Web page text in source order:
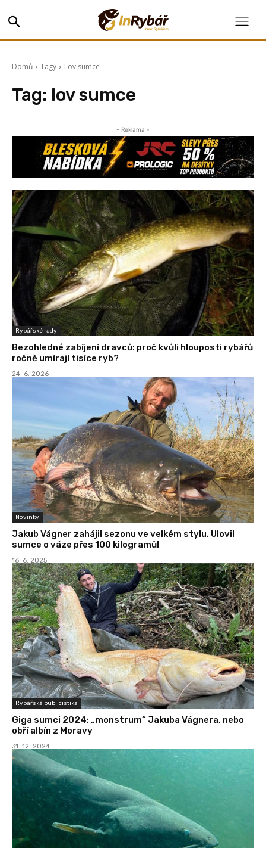
Domů Tagy Lov sumce
Tag: lov sumce
- Reklama -
Rybářské rady
Bezohledné zabíjení dravců: proč kvůli hlouposti rybářů
ročně umírají tisíce ryb?
24. 6. 2026
Novinky
Jakub Vágner zahájil sezonu ve velkém stylu. Ulovil
sumce o váze přes 100 kilogramů!
16. 6. 2025
Rybářská publicistika
Giga sumci 2024: „monstrum“ Jakuba Vágnera, nebo
obří albín z Moravy
31. 12. 2024